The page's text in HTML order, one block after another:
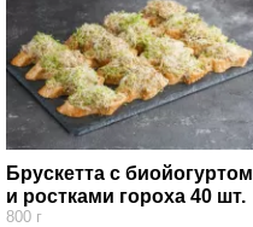
Брускетта с биойогуртом
и ростками гороха 40 шт.
800 г